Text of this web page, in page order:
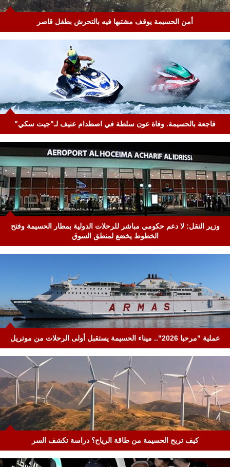
أمن الحسيمة يوقف مشتبها فيه بالتحرش بطفل قاصر
فاجعة بالحسيمة. وفاة عون سلطة في اصطدام عنيف لـ"جيت سكي"
وزير النقل: لا دعم حكومي مباشر للرحلات الدولية بمطار الحسيمة وفتح
الخطوط يخضع لمنطق السوق
عملية "مرحبا 2026".. ميناء الحسيمة يستقبل أولى الرحلات من موتريل
كيف تربح الحسيمة من طاقة الرياح؟ دراسة تكشف السر